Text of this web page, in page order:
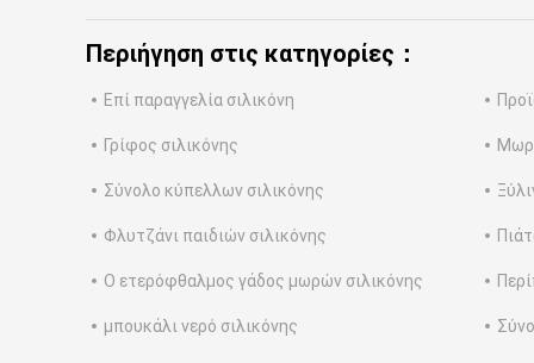
Περιήγηση στις κατηγορίες：
Επί παραγγελία σιλικόνη
Γρίφος σιλικόνης
Σύνολο κύπελλων σιλικόνης
Φλυτζάνι παιδιών σιλικόνης
Ο ετερόφθαλμος γάδος μωρών σιλικόνης
μπουκάλι νερό σιλικόνης